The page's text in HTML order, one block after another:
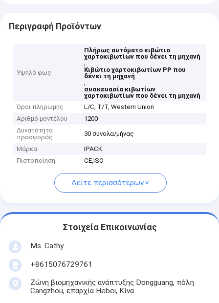
Περιγραφή Προϊόντων
Υψηλό φως
Πλήρως αυτόματο κιβώτιο
χαρτοκιβωτίων που δένει τη μηχανή
,
Κιβώτιο χαρτοκιβωτίων PP που
δένει τη μηχανή
,
συσκευασία κιβωτίων
χαρτοκιβωτίων που δένει τη μηχανή
Όροι πληρωμής
L/C, T/T, Western Union
Αριθμό μοντέλου
1200
Δυνατότητα
προσφοράς
30 σύνολα/μήνας
Μάρκα
IPACK
Πιστοποίηση
CE,ISO
Δείτε περισσότερων
Στοιχεία Επικοινωνίας
Ms. Cathy
+8615076729761
Ζώνη βιομηχανικής ανάπτυξης Dongguang, πόλη
Cangzhou, επαρχία Hebei, Κίνα